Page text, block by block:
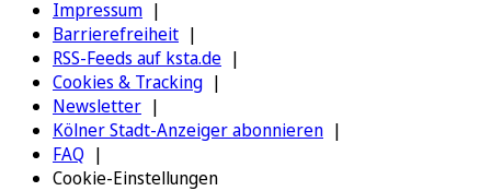
Impressum
Barrierefreiheit
RSS-Feeds auf ksta.de
Cookies & Tracking
Newsletter
Kölner Stadt-Anzeiger abonnieren
FAQ
Cookie-Einstellungen